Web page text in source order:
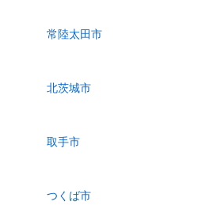
常陸太田市
北茨城市
取手市
つくば市